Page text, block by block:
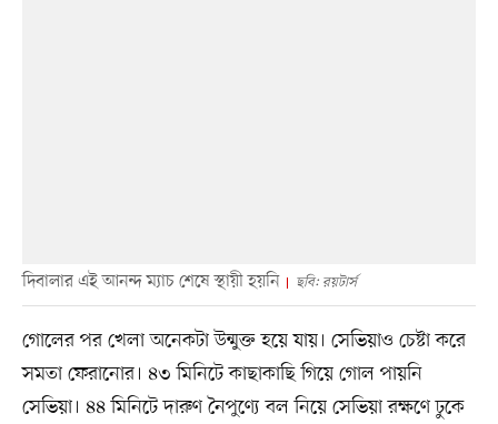
দিবালার এই আনন্দ ম্যাচ শেষে স্থায়ী হয়নি ছবি: রয়টার্স
গোলের পর খেলা অনেকটা উন্মুক্ত হয়ে যায়। সেভিয়াও চেষ্টা করে
সমতা ফেরানোর। ৪৩ মিনিটে কাছাকাছি গিয়ে গোল পায়নি
সেভিয়া। ৪৪ মিনিটে দারুণ নৈপুণ্যে বল নিয়ে সেভিয়া রক্ষণে ঢুকে